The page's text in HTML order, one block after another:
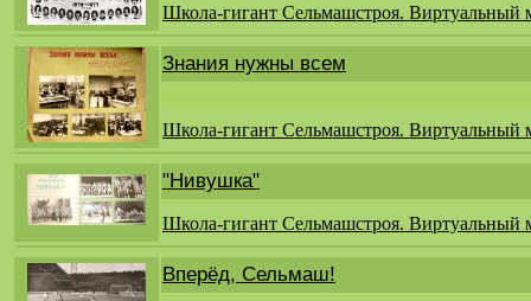
Школа-гигант Сельмашстроя. Виртуальный
Знания нужны всем
Школа-гигант Сельмашстроя. Виртуальный
"Нивушка"
Школа-гигант Сельмашстроя. Виртуальный
Вперёд, Сельмаш!